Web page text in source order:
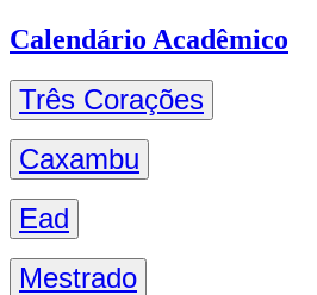
Calendário Acadêmico
Três Corações
Caxambu
Ead
Mestrado